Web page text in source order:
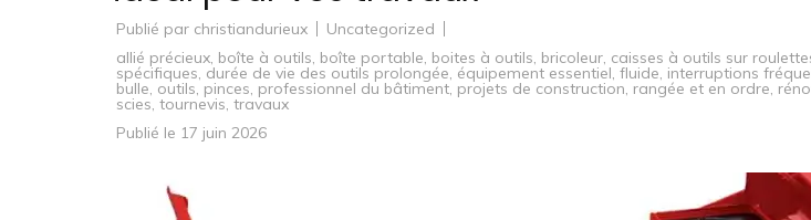
Publié par christiandurieux
Uncategorized
allié précieux, boîte à outils, boîte portable, boites à outils, bricoleur, caisses à outils sur
spécifiques, durée de vie des outils prolongée, équipement essentiel, fluide, interruptions
bulle, outils, pinces, professionnel du bâtiment, projets de construction, rangée et en ordre,
scies, tournevis, travaux
Publié le 17 juin 2026